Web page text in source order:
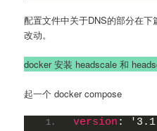
配置文件中关于DNS的部分在
改动。
docker 安装 headscale 和
起一个 docker compose
version :